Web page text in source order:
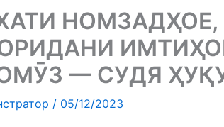
НОМЗАДҲОЕ,
— СУДЯ
/ 05/12/2023